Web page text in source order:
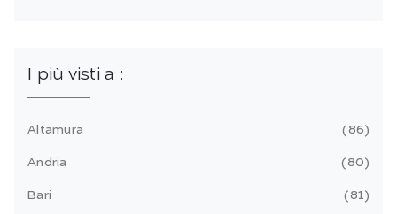
I più visti a :
Altamura 86
Andria 80
Bari 81